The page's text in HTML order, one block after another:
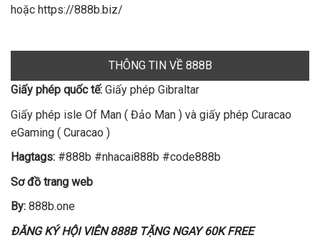
hoặc https://888b.biz/
THÔNG TIN VỀ 888B
Giấy phép quốc tế: Giấy phép Gibraltar
Giấy phép isle Of Man ( Đảo Man ) và giấy phép Curacao
eGaming ( Curacao )
Hagtags: #888b #nhacai888b #code888b
Sơ đồ trang web
By: 888b.one
ĐĂNG KÝ HỘI VIÊN 888B TẶNG NGAY 60K FREE